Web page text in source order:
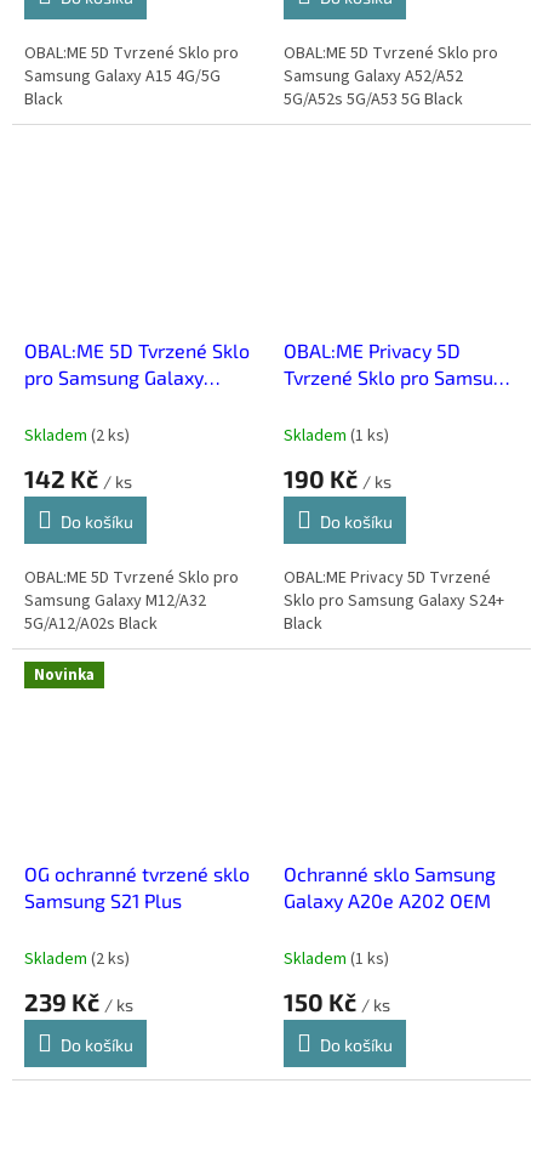
OBAL:ME 5D Tvrzené Sklo pro
Samsung Galaxy A15 4G/5G
Black
OBAL:ME 5D Tvrzené Sklo pro
Samsung Galaxy A52/A52
5G/A52s 5G/A53 5G Black
OBAL:ME 5D Tvrzené Sklo
pro Samsung Galaxy
Black
Skladem (2 ks)
142 Kč / ks
Do košíku
OBAL:ME 5D Tvrzené Sklo pro
Samsung Galaxy M12/A32
5G/A12/A02s Black
OBAL:ME Privacy 5D
Tvrzené Sklo pro Samsung
Skladem (1 ks)
190 Kč / ks
Do košíku
OBAL:ME Privacy 5D Tvrzené
Sklo pro Samsung Galaxy S24+
Black
Novinka
OG ochranné tvrzené sklo
Samsung S21 Plus
Skladem (2 ks)
239 Kč / ks
Do košíku
Ochranné sklo Samsung
Galaxy A20e A202 OEM
Skladem (1 ks)
150 Kč / ks
Do košíku